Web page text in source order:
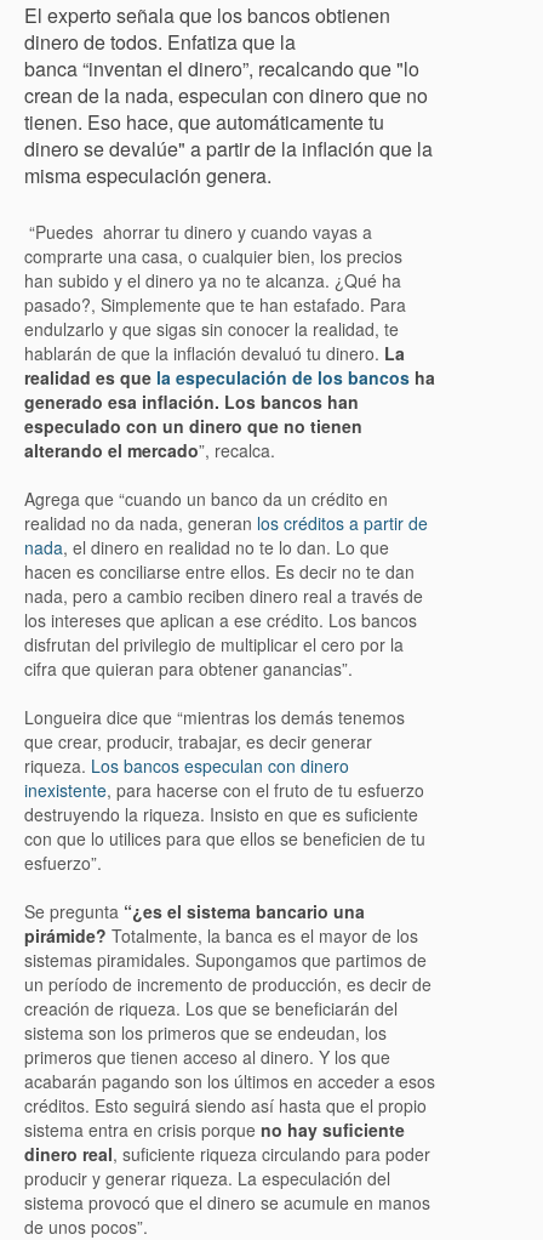
El experto señala que los bancos obtienen
dinero de todos. Enfatiza que la
banca “inventan el dinero”, recalcando que "lo
crean de la nada, especulan con dinero que no
tienen. Eso hace, que automáticamente tu
dinero se devalúe" a partir de la inflación que la
misma especulación genera.
“Puedes ahorrar tu dinero y cuando vayas a
comprarte una casa, o cualquier bien, los precios
han subido y el dinero ya no te alcanza. ¿Qué ha
pasado?, Simplemente que te han estafado. Para
endulzarlo y que sigas sin conocer la realidad, te
hablarán de que la inflación devaluó tu dinero. La
realidad es que la especulación de los bancos ha
generado esa inflación. Los bancos han
especulado con un dinero que no tienen
alterando el mercado”, recalca.
Agrega que “cuando un banco da un crédito en
realidad no da nada, generan los créditos a partir de
nada, el dinero en realidad no te lo dan. Lo que
hacen es conciliarse entre ellos. Es decir no te dan
nada, pero a cambio reciben dinero real a través de
los intereses que aplican a ese crédito. Los bancos
disfrutan del privilegio de multiplicar el cero por la
cifra que quieran para obtener ganancias”.
Longueira dice que “mientras los demás tenemos
que crear, producir, trabajar, es decir generar
riqueza. Los bancos especulan con dinero
inexistente, para hacerse con el fruto de tu esfuerzo
destruyendo la riqueza. Insisto en que es suficiente
con que lo utilices para que ellos se beneficien de tu
esfuerzo”.
Se pregunta “¿es el sistema bancario una
pirámide? Totalmente, la banca es el mayor de los
sistemas piramidales. Supongamos que partimos de
un período de incremento de producción, es decir de
creación de riqueza. Los que se beneficiarán del
sistema son los primeros que se endeudan, los
primeros que tienen acceso al dinero. Y los que
acabarán pagando son los últimos en acceder a esos
créditos. Esto seguirá siendo así hasta que el propio
sistema entra en crisis porque no hay suficiente
dinero real, suficiente riqueza circulando para poder
producir y generar riqueza. La especulación del
sistema provocó que el dinero se acumule en manos
de unos pocos”.